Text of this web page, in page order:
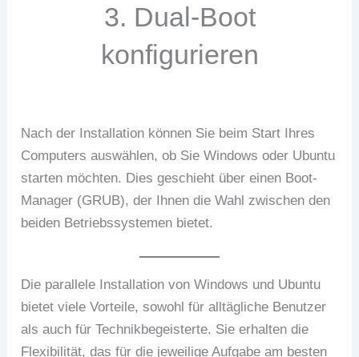
3. Dual-Boot
konfigurieren
Nach der Installation können Sie beim Start Ihres
Computers auswählen, ob Sie Windows oder Ubuntu
starten möchten. Dies geschieht über einen Boot-
Manager (GRUB), der Ihnen die Wahl zwischen den
beiden Betriebssystemen bietet.
Die parallele Installation von Windows und Ubuntu
bietet viele Vorteile, sowohl für alltägliche Benutzer
als auch für Technikbegeisterte. Sie erhalten die
Flexibilität, das für die jeweilige Aufgabe am besten